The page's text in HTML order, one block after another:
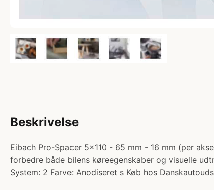
Beskrivelse
Eibach Pro-Spacer 5x110 - 65 mm - 16 mm (per
forbedre både bilens køreegenskaber og visuelle
System: 2 Farve: Anodiseret s Køb hos